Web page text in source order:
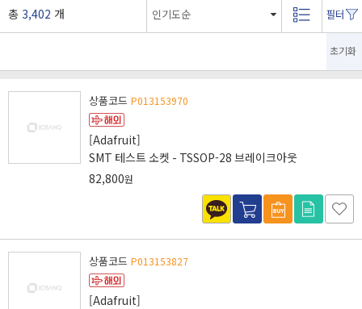
총 3,402 개
초기화
상품코드 P013153970
[Adafruit]
SMT 테스트 소켓 - TSSOP-28 브레이크아웃
82,800원
상품코드 P013153827
[Adafruit]